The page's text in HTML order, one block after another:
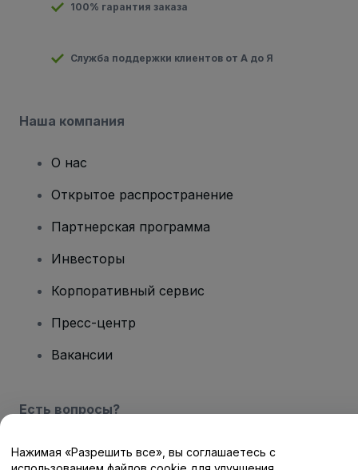
100% гарантия заказа
Служба поддержки клиентов от А до Я
Наша компания
О нас
Открытое распространение
Партнерская программа
Инвесторы
Корпоративный сервис
Пресс-центр
Вакансии
Есть вопросы?
Центр помощи / Свяжитесь с нами
Нажимая «Разрешить все», вы соглашаетесь с